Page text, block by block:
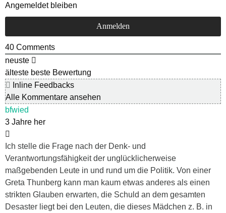
Angemeldet bleiben
40 Comments
neuste
älteste beste Bewertung
Inline Feedbacks
Alle Kommentare ansehen
bfwied
3 Jahre her
Ich stelle die Frage nach der Denk- und
Verantwortungsfähigkeit der unglücklicherweise
maßgebenden Leute in und rund um die Politik. Von einer
Greta Thunberg kann man kaum etwas anderes als einen
strikten Glauben erwarten, die Schuld an dem gesamten
Desaster liegt bei den Leuten, die dieses Mädchen z. B. in